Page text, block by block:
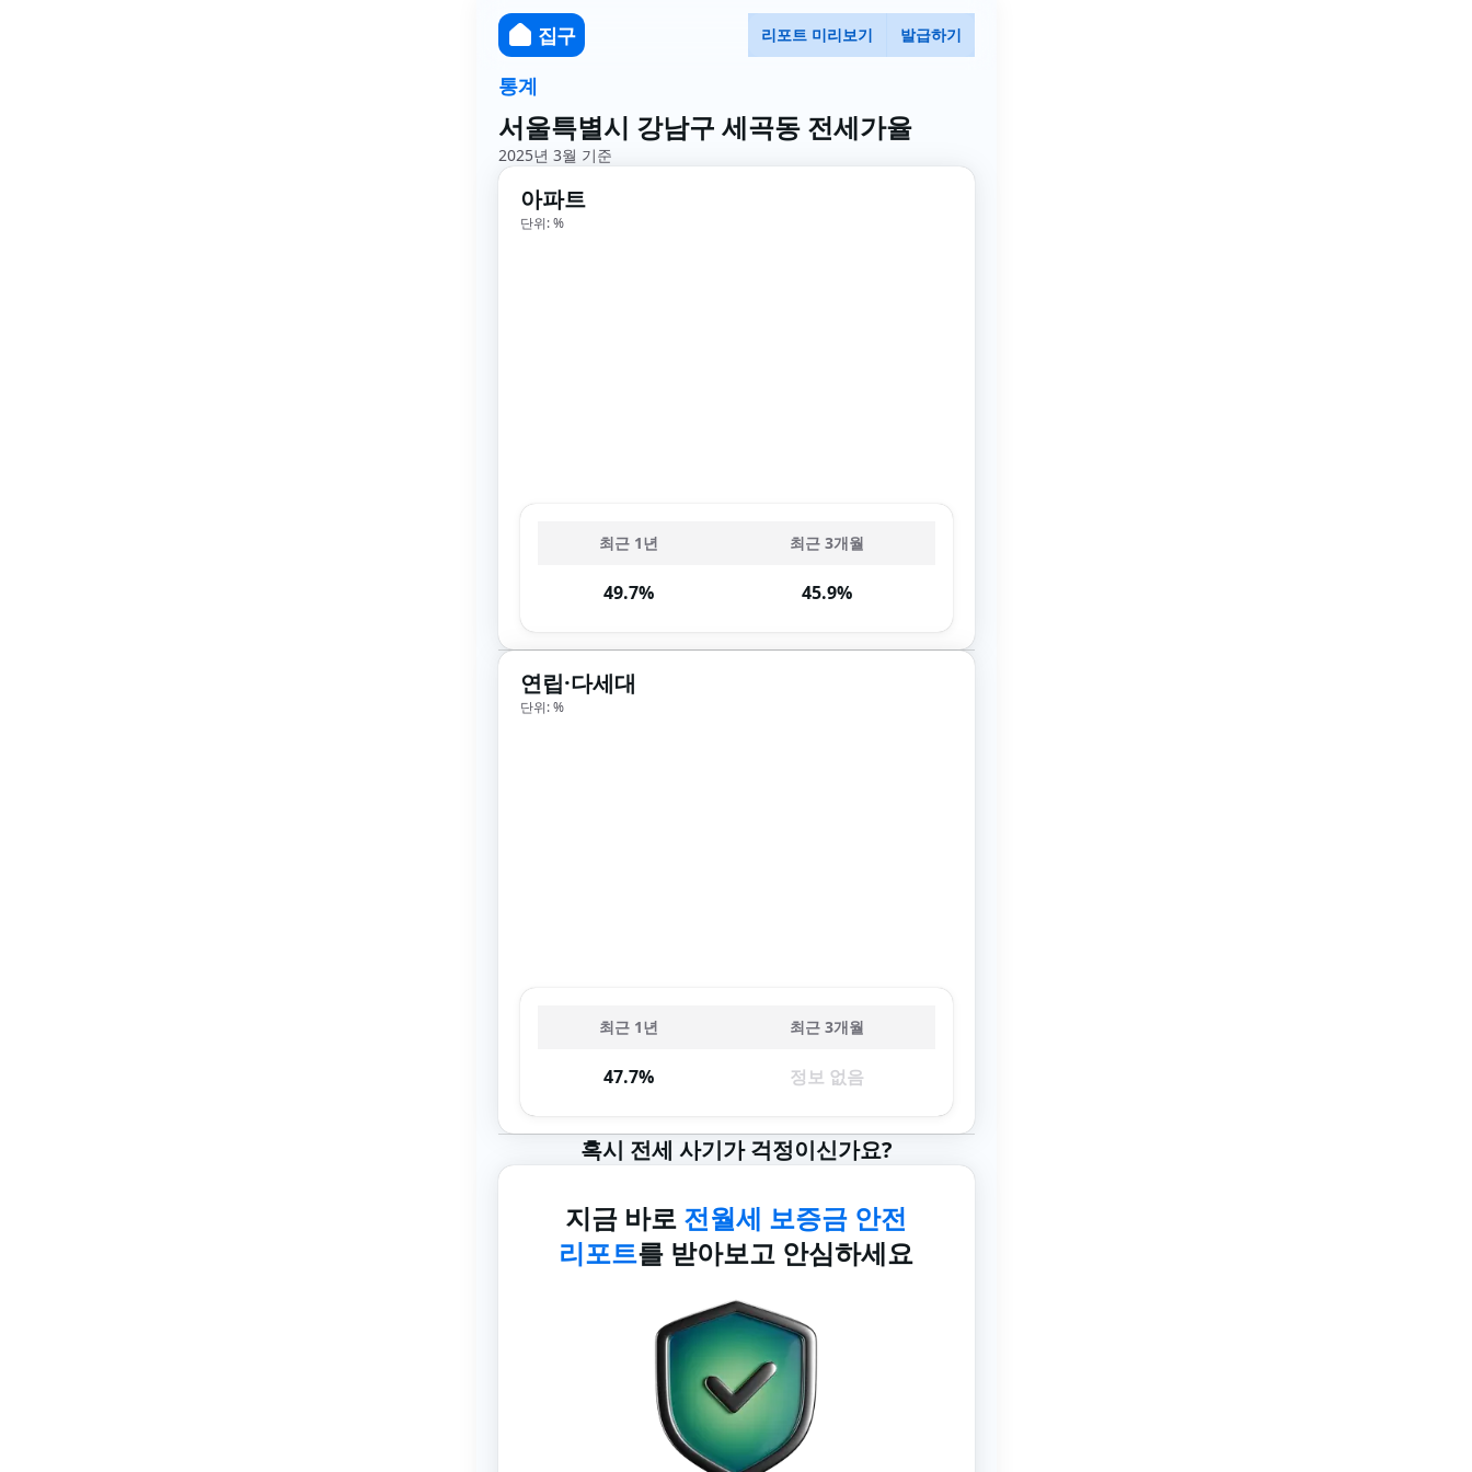
집구 리포트 미리보기 발급하기
통계
서울특별시 강남구 세곡동 전세가율
2025년 3월 기준
아파트
단위: %
최근 1년 최근 3개월
49.7% 45.9%
연립·다세대
단위: %
최근 1년 최근 3개월
47.7% 정보 없음
혹시 전세 사기가 걱정이신가요?
지금 바로 전월세 보증금 안전
리포트를 받아보고 안심하세요